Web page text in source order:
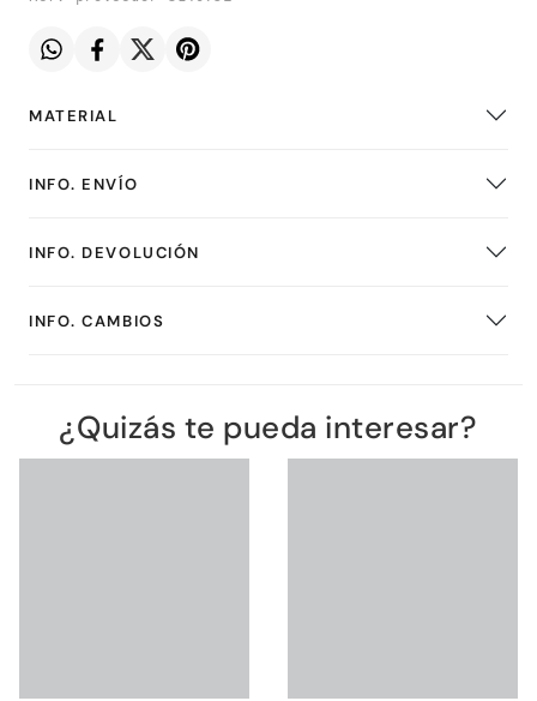
MATERIAL
INFO. ENVÍO
INFO. DEVOLUCIÓN
INFO. CAMBIOS
¿Quizás te pueda interesar?